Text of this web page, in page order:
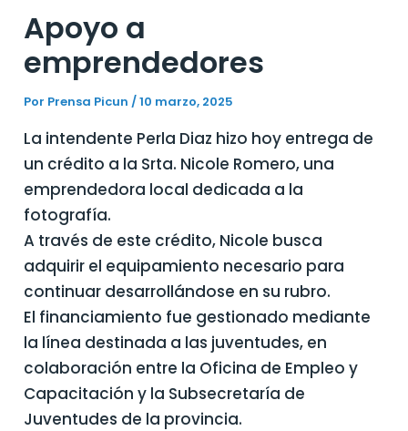
Apoyo a
emprendedores
Por Prensa Picun/10 marzo, 2025
La intendente Perla Diaz hizo hoy entrega de
un crédito a la Srta. Nicole Romero, una
emprendedora local dedicada a la
fotografía.
A través de este crédito, Nicole busca
adquirir el equipamiento necesario para
continuar desarrollándose en su rubro.
El financiamiento fue gestionado mediante
la línea destinada a las juventudes, en
colaboración entre la Oficina de Empleo y
Capacitación y la Subsecretaría de
Juventudes de la provincia.